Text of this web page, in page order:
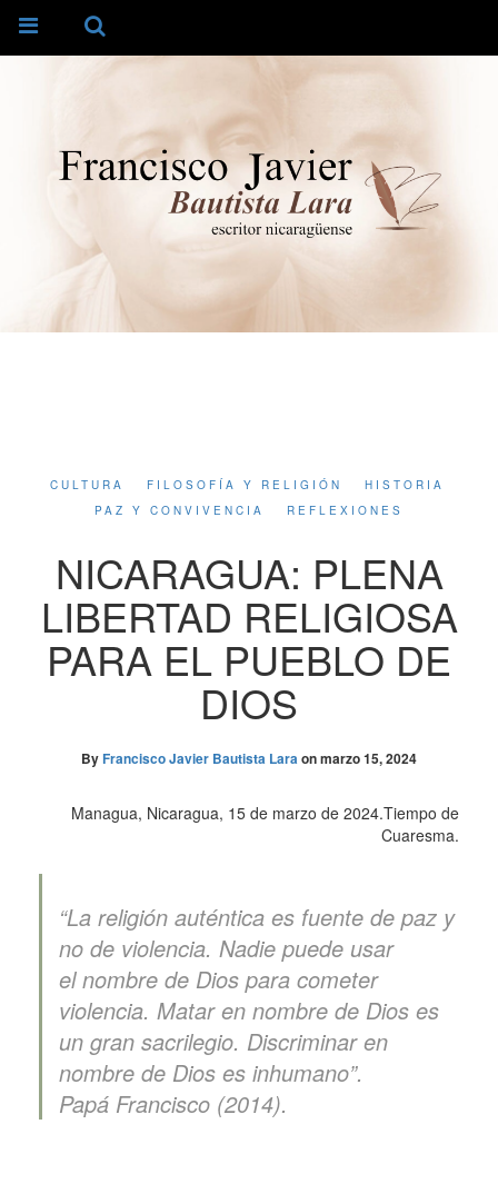
CULTURA FILOSOFÍA Y RELIGIÓN
HISTORIA
PAZ Y CONVIVENCIA
REFLEXIONES
NICARAGUA: PLENA
LIBERTAD RELIGIOSA
PARA EL PUEBLO DE
DIOS
ByFrancisco Javier Bautista Laraonmarzo 15, 2024
Managua, Nicaragua, 15 de marzo de 2024.Tiempo de
Cuaresma.
“La religión auténtica es fuente de paz y
no de violencia. Nadie puede usar
el nombre de Dios para cometer
violencia. Matar en nombre de Dios es
un gran sacrilegio. Discriminar en
nombre de Dios es inhumano”.
Papá Francisco (2014).